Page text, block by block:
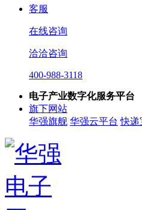
客服
在线咨询
洽洽咨询
400-988-3118
电子产业数字化服务平台
旗下网站
华强旗舰 华强云平台 快递